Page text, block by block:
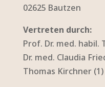
02625 Bautzen
Vertreten durch:
Prof. Dr. med. habil.
Dr. med. Claudia
Thomas Kirchner (1)